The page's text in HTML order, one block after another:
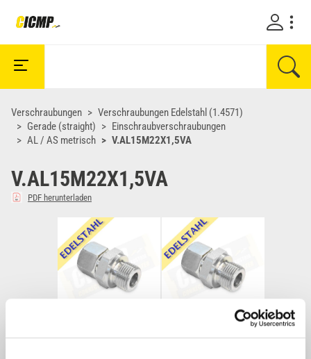
Verschraubungen
Verschraubungen Edelstahl (1.4571)
Gerade (straight)
Einschraubverschraubungen
AL / AS metrisch
V.AL15M22X1,5VA
V.AL15M22X1,5VA
PDF herunterladen
GE-M Gerade Einschraubverschr. Edelstahl